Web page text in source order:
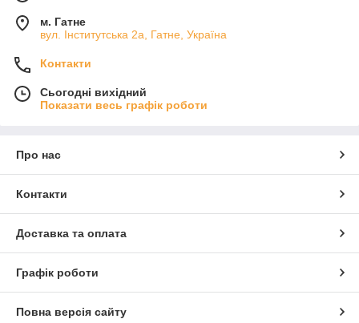
м. Гатне
вул. Інститутська 2а, Гатне, Україна
Контакти
Сьогодні вихідний
Показати весь графік роботи
Про нас
Контакти
Доставка та оплата
Графік роботи
Повна версія сайту